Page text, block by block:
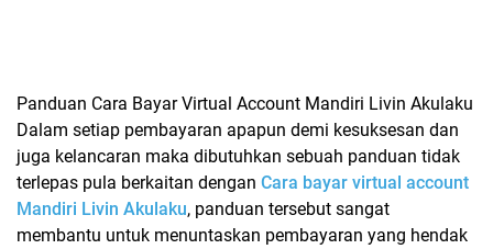
Panduan Cara Bayar Virtual Account Mandiri Livin Akulaku
Dalam setiap pembayaran apapun demi kesuksesan dan
juga kelancaran maka dibutuhkan sebuah panduan tidak
terlepas pula berkaitan dengan Cara bayar virtual account
Mandiri Livin Akulaku, panduan tersebut sangat
membantu untuk menuntaskan pembayaran yang hendak